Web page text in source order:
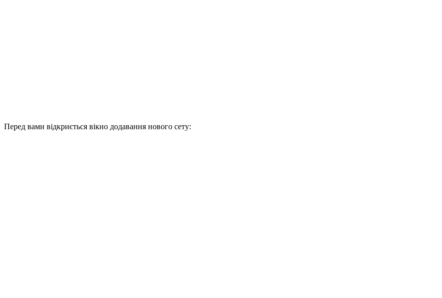
Перед вами відкриється вікно додавання нового сету: